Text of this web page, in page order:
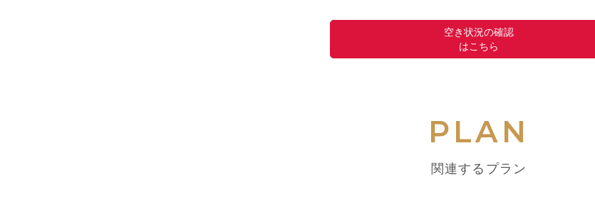
空き状況の確認
はこちら
PLAN
関連するプラン